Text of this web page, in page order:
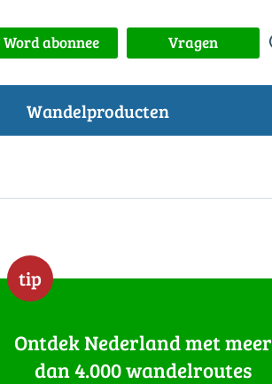
Word abonnee Vragen
Wandelproducten
tip
Ontdek Nederland met meer
dan 4.000 wandelroutes